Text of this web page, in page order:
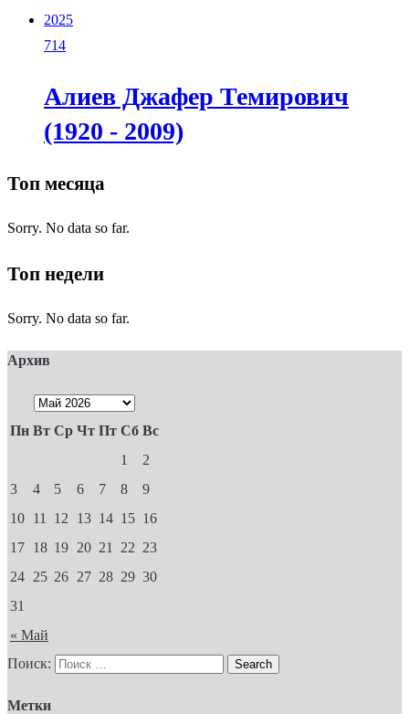
2025
714
Алиев Джафер Темирович
(1920 - 2009)
Топ месяца
Sorry. No data so far.
Топ недели
Sorry. No data so far.
Архив
Пн Вт Ср Чт Пт Сб Вс
« Май
1
2
3
4 5 6 7 8
9
10 11 12 13 14 15 16
17 18 19 20 21 22 23
24 25 26 27 28 29 30
31
Поиск:
Метки